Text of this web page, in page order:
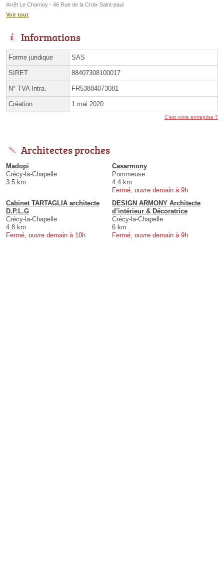
Arrêt Le Charnoy - 46 Rue de la Croix Saint-paul
Voir tout
Informations
Forme juridique SAS
SIRET 88407308100017
N° TVA Intra. FR53884073081
Création 1 mai 2020
C'est votre entreprise ?
Architectes proches
Madopi
Crécy-la-Chapelle
3.5 km
Casarmony
Pommeuse
4.4 km
Fermé, ouvre demain à 9h
Cabinet TARTAGLIA architecte
D.P.L.G
Crécy-la-Chapelle
4.8 km
Fermé, ouvre demain à 10h
DESIGN ARMONY Architecte
d’intérieur & Décoratrice
Crécy-la-Chapelle
6 km
Fermé, ouvre demain à 9h